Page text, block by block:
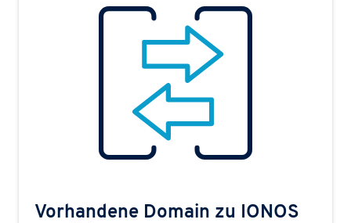
Vorhandene Domain zu IONOS